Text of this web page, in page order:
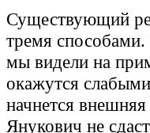
Существующий
тремя способами.
мы видели на
окажутся
начнется
Янукович не